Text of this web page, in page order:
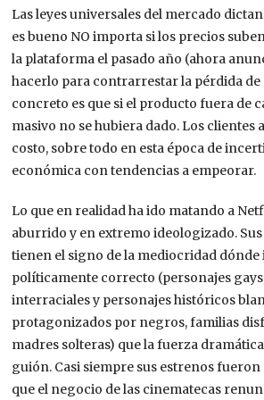
Las leyes universales del mercado
es bueno NO importa si los precios
la plataforma el pasado año (ahora
hacerlo para contrarrestar la pérdida de
concreto es que si el producto fuera de
masivo no se hubiera dado. Los clientes
costo, sobre todo en esta época de
económica con tendencias a empeorar.
Lo que en realidad ha ido matando a
aburrido y en extremo ideologizado.
tienen el signo de la mediocridad dónde
políticamente correcto (personajes
interraciales y personajes históricos
protagonizados por negros, familias
madres solteras) que la fuerza
guión. Casi siempre sus estrenos
que el negocio de las cinematecas